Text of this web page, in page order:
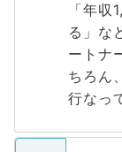
「年
る」な
ートナ
ちろん
行なっ